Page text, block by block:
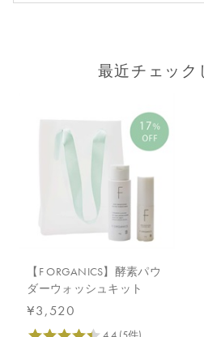
最近チェック
【F ORGANICS】酵素パウ
ダーウォッシュキット
¥3,520